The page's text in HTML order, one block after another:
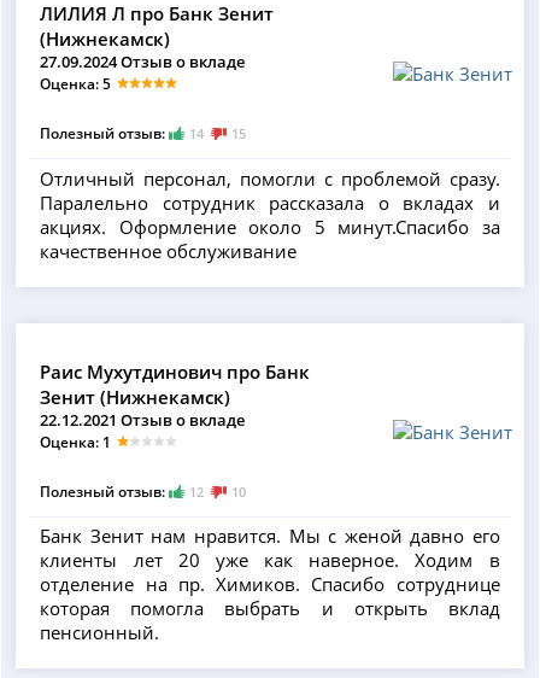
ЛИЛИЯ Л про Банк Зенит
(Нижнекамск)
27.09.2024 Отзыв о вкладе
Оценка: 5
Полезный отзыв: 14 15
Отличный персонал, помогли с проблемой сразу.
Паралельно сотрудник рассказала о вкладах и
акциях. Оформление около 5 минут.Спасибо за
качественное обслуживание
Раис Мухутдинович про Банк
Зенит (Нижнекамск)
22.12.2021 Отзыв о вкладе
Оценка: 1
Полезный отзыв: 12 10
Банк Зенит нам нравится. Мы с женой давно его
клиенты лет 20 уже как наверное. Ходим в
отделение на пр. Химиков. Спасибо сотруднице
которая помогла выбрать и открыть вклад
пенсионный.